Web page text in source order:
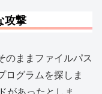
攻撃
のままファイルパス
ログラムを探しま
があったとしま